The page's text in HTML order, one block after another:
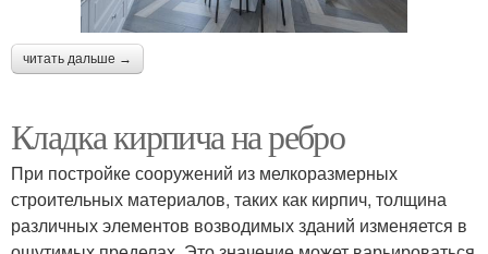
читать дальше →
Кладка кирпича на ребро
При постройке сооружений из мелкоразмерных
строительных материалов, таких как кирпич, толщина
различных элементов возводимых зданий изменяется в